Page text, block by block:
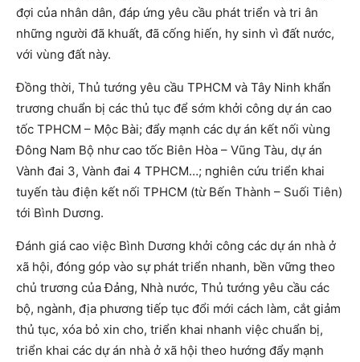
đợi của nhân dân, đáp ứng yêu cầu phát triển và tri ân
những người đã khuất, đã cống hiến, hy sinh vì đất nước,
với vùng đất này.
Đồng thời, Thủ tướng yêu cầu TPHCM và Tây Ninh khẩn
trương chuẩn bị các thủ tục để sớm khởi công dự án cao
tốc TPHCM – Mộc Bài; đẩy mạnh các dự án kết nối vùng
Đông Nam Bộ như cao tốc Biên Hòa – Vũng Tàu, dự án
Vành đai 3, Vành đai 4 TPHCM…; nghiên cứu triển khai
tuyến tàu điện kết nối TPHCM (từ Bến Thành – Suối Tiên)
tới Bình Dương.
Đánh giá cao việc Bình Dương khởi công các dự án nhà ở
xã hội, đóng góp vào sự phát triển nhanh, bền vững theo
chủ trương của Đảng, Nhà nước, Thủ tướng yêu cầu các
bộ, ngành, địa phương tiếp tục đổi mới cách làm, cắt giảm
thủ tục, xóa bỏ xin cho, triển khai nhanh việc chuẩn bị,
triển khai các dự án nhà ở xã hội theo hướng đẩy mạnh